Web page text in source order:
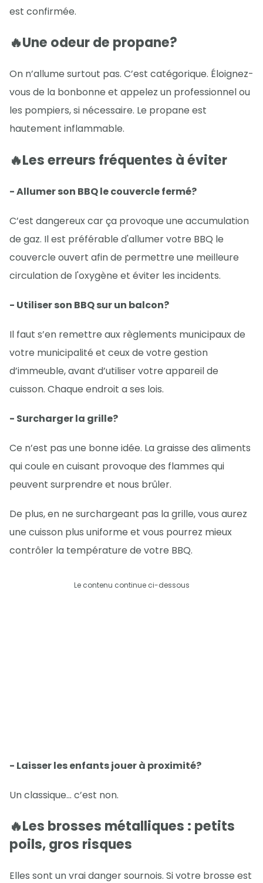
est confirmée.
🔥Une odeur de propane?
On n’allume surtout pas. C’est catégorique. Éloignez-
vous de la bonbonne et appelez un professionnel ou
les pompiers, si nécessaire. Le propane est
hautement inflammable.
🔥Les erreurs fréquentes à éviter
- Allumer son BBQ le couvercle fermé?
C’est dangereux car ça provoque une accumulation
de gaz. Il est préférable d'allumer votre BBQ le
couvercle ouvert afin de permettre une meilleure
circulation de l'oxygène et éviter les incidents.
- Utiliser son BBQ sur un balcon?
Il faut s’en remettre aux règlements municipaux de
votre municipalité et ceux de votre gestion
d’immeuble, avant d’utiliser votre appareil de
cuisson. Chaque endroit a ses lois.
- Surcharger la grille?
Ce n’est pas une bonne idée. La graisse des aliments
qui coule en cuisant provoque des flammes qui
peuvent surprendre et nous brûler.
De plus, en ne surchargeant pas la grille, vous aurez
une cuisson plus uniforme et vous pourrez mieux
contrôler la température de votre BBQ.
Le contenu continue ci-dessous
- Laisser les enfants jouer à proximité?
Un classique… c’est non.
🔥Les brosses métalliques : petits
poils, gros risques
Elles sont un vrai danger sournois. Si votre brosse est